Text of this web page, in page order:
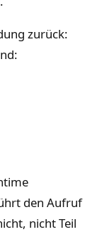
zurück:
den Aufruf
nicht Teil